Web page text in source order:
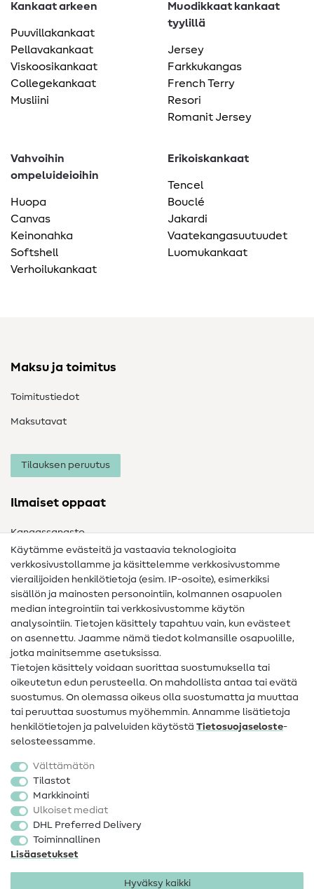
Kankaat arkeen
Puuvillakankaat
Pellavakankaat
Viskoosikankaat
Collegekankaat
Musliini
Muodikkaat kankaat
tyylillä
Jersey
Farkkukangas
French Terry
Resori
Romanit Jersey
Vahvoihin
ompeluideioihin
Huopa
Canvas
Keinonahka
Softshell
Verhoilukankaat
Erikoiskankaat
Tencel
Bouclé
Jakardi
Vaatekangasuutuudet
Luomukankaat
Maksu ja toimitus
Toimitustiedot
Maksutavat
Tilauksen peruutus
Ilmaiset oppaat
Kangassanasto
Ompelusanasto
Ompeluohjeet
Apua ja yhteystiedot
Yhteystiedot
Tietoa omistajanvaihdoksesta
Peruutusoikeus
Suosittu
Kankaat
Ompelutarvikkeet
Ale
Käytämme evästeitä ja vastaavia teknologioita
verkkosivustollamme ja käsittelemme verkkosivustomme
vierailijoiden henkilötietoja (esim. IP-osoite), esimerkiksi
sisällön ja mainosten personointiin, kolmannen osapuolen
median integrointiin tai verkkosivustomme käytön
analysointiin. Tietojen käsittely tapahtuu vain, kun evästeet
on asennettu. Jaamme nämä tiedot kolmansille osapuolille,
jotka mainitsemme asetuksissa.
Tietojen käsittely voidaan suorittaa suostumuksella tai
oikeutetun edun perusteella. On mahdollista antaa tai evätä
suostumus. On olemassa oikeus olla suostumatta ja muuttaa
tai peruuttaa suostumus myöhemmin. Annamme lisätietoja
henkilötietojen ja palveluiden käytöstä Tietosuojaseloste-
selosteessamme.
Välttämätön
Tilastot
Markkinointi
Ulkoiset mediat
DHL Preferred Delivery
Toiminnallinen
Lisäasetukset
Hyväksy kaikki